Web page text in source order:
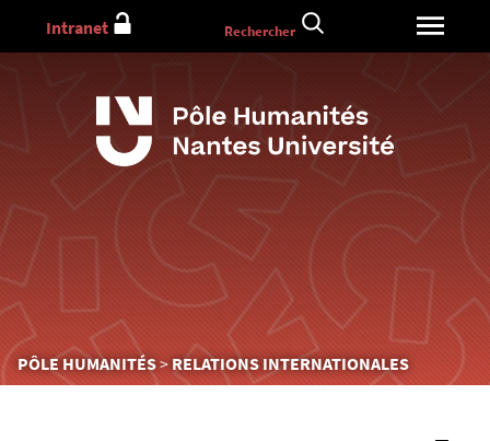
au
Vous
êtes
PÔLE HUMANITÉS RELATIONS INTERNATIONALES
Intranet Rechercher